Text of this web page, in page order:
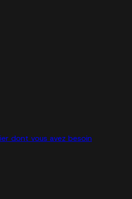
dont vous avez besoin